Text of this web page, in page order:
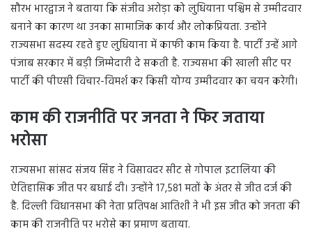
सौरभ भारद्वाज ने बताया कि संजीव अरोड़ा को लुधियाना पश्चिम से उम्मीदवार
बनाने का कारण था उनका सामाजिक कार्य और लोकप्रियता. उन्होंने
राज्यसभा सदस्य रहते हुए लुधियाना में काफी काम किया है. पार्टी उन्हें आगे
पंजाब सरकार में बड़ी जिम्मेदारी दे सकती है. राज्यसभा की खाली सीट पर
पार्टी की पीएसी विचार-विमर्श कर किसी योग्य उम्मीदवार का चयन करेगी।
काम की राजनीति पर जनता ने फिर जताया
भरोसा
राज्यसभा सांसद संजय सिंह ने विसावदर सीट से गोपाल इटालिया की
ऐतिहासिक जीत पर बधाई दी। उन्होंने 17,581 मतों के अंतर से जीत दर्ज की
है. दिल्ली विधानसभा की नेता प्रतिपक्ष आतिशी ने भी इस जीत को जनता की
काम की राजनीति पर भरोसे का प्रमाण बताया.